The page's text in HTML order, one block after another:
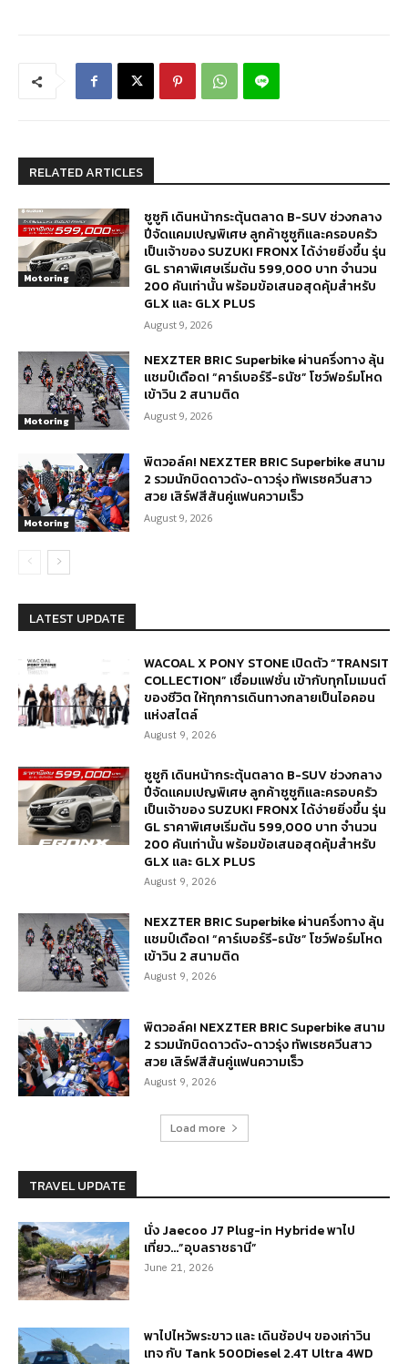
RELATED ARTICLES
Motoring
ซูซูกิ เดินหน้ากระตุ้นตลาด B-SUV ช่วงกลาง
ปีจัดแคมเปญพิเศษ ลูกค้าซูซูกิและครอบครัว
เป็นเจ้าของ SUZUKI FRONX ได้ง่ายยิ่งขึ้น รุ่น
GL ราคาพิเศษเริ่มต้น 599,000 บาท จำนวน
200 คันเท่านั้น พร้อมข้อเสนอสุดคุ้มสำหรับ
GLX และ GLX PLUS
August 9, 2026
Motoring
NEXZTER BRIC Superbike ผ่านครึ่งทาง ลุ้น
แชมป์เดือด! “คาร์เบอร์รี-ธนัช” โชว์ฟอร์มโหด
เข้าวิน 2 สนามติด
August 9, 2026
Motoring
พิตวอล์ค! NEXZTER BRIC Superbike สนาม
2 รวมนักบิดดาวดัง-ดาวรุ่ง ทัพเรซควีนสาว
สวย เสิร์ฟสีสันคู่แฟนความเร็ว
August 9, 2026
LATEST UPDATE
WACOAL X PONY STONE เปิดตัว “TRANSIT
COLLECTION” เชื่อมแฟชั่น เข้ากับทุกโมเมนต์
ของชีวิต ให้ทุกการเดินทางกลายเป็นไอคอน
แห่งสไตล์
August 9, 2026
ซูซูกิ เดินหน้ากระตุ้นตลาด B-SUV ช่วงกลาง
ปีจัดแคมเปญพิเศษ ลูกค้าซูซูกิและครอบครัว
เป็นเจ้าของ SUZUKI FRONX ได้ง่ายยิ่งขึ้น รุ่น
GL ราคาพิเศษเริ่มต้น 599,000 บาท จำนวน
200 คันเท่านั้น พร้อมข้อเสนอสุดคุ้มสำหรับ
GLX และ GLX PLUS
August 9, 2026
NEXZTER BRIC Superbike ผ่านครึ่งทาง ลุ้น
แชมป์เดือด! “คาร์เบอร์รี-ธนัช” โชว์ฟอร์มโหด
เข้าวิน 2 สนามติด
August 9, 2026
พิตวอล์ค! NEXZTER BRIC Superbike สนาม
2 รวมนักบิดดาวดัง-ดาวรุ่ง ทัพเรซควีนสาว
สวย เสิร์ฟสีสันคู่แฟนความเร็ว
August 9, 2026
Load more
TRAVEL UPDATE
นั่ง Jaecoo J7 Plug-in Hybride พาไป
เที่ยว…”อุบลราชธานี”
June 21, 2026
พาไปไหว้พระขาว และ เดินช้อปฯ ของเก่าวิน
เทจ กับ Tank 500Diesel 2.4T Ultra 4WD